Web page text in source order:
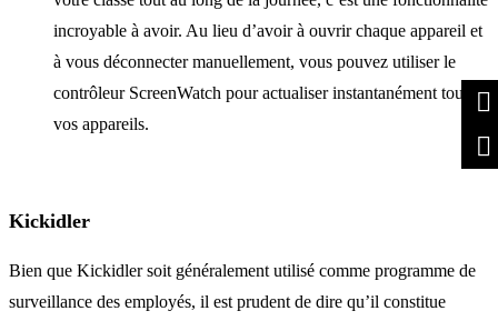
incroyable à avoir. Au lieu d’avoir à ouvrir chaque appareil et
à vous déconnecter manuellement, vous pouvez utiliser le
contrôleur ScreenWatch pour actualiser instantanément tous
vos appareils.
Kickidler
Bien que Kickidler soit généralement utilisé comme programme de
surveillance des employés, il est prudent de dire qu’il constitue